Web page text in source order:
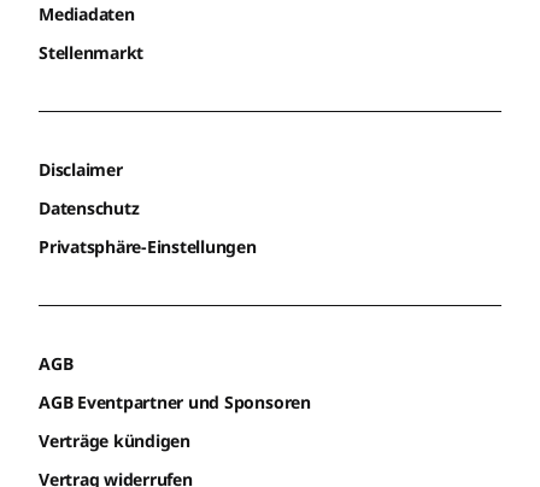
Mediadaten
Stellenmarkt
Disclaimer
Datenschutz
Privatsphäre-Einstellungen
AGB
AGB Eventpartner und Sponsoren
Verträge kündigen
Vertrag widerrufen